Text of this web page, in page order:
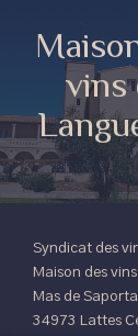
vins
Syndicat des
Maison des
Mas de
34973 Lattes